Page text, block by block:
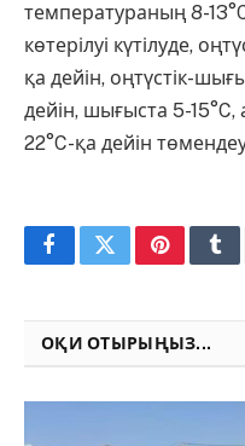
температураның 8-
көтерілуі күтілуде,
қа дейін, оңтүстік-
дейін, шығыста 5-15°C,
22°C-қа дейін
FacebookTwitterPinterest
ОҚИ ОТЫРЫҢЫЗ...